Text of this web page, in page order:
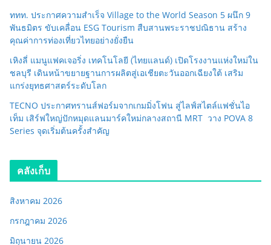
ททท. ประกาศความสำเร็จ Village to the World Season 5 ผนึก 9
พันธมิตร ขับเคลื่อน ESG Tourism สืบสานพระราชปณิธาน สร้าง
คุณค่าการท่องเที่ยวไทยอย่างยั่งยืน
เหิงลี่ แมนูแฟคเจอริ่ง เทคโนโลยี (ไทยแลนด์) เปิดโรงงานแห่งใหม่ใน
ชลบุรี เดินหน้าขยายฐานการผลิตสู่เอเชียตะวันออกเฉียงใต้ เสริม
แกร่งยุทธศาสตร์ระดับโลก
TECNO ประกาศทรานส์ฟอร์มจากเกมมิ่งโฟน สู่ไลฟ์สไตล์แฟชั่นไอ
เท็ม เสิร์ฟใหญ่ปักหมุดแลนมาร์คใหม่กลางสถานี MRT วาง POVA 8
Series จุดเริ่มต้นครั้งสำคัญ
คลังเก็บ
สิงหาคม 2026
กรกฎาคม 2026
มิถุนายน 2026